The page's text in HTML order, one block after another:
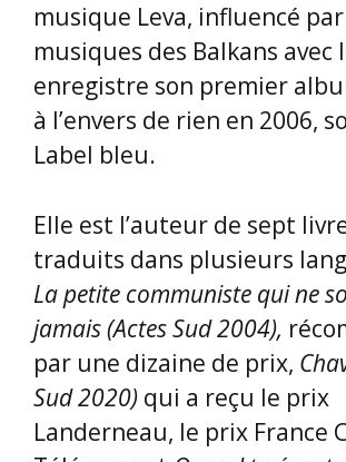
musique Leva, influencé
musiques des Balkans avec
enregistre son premier
à l’envers de rien en 2006,
Label bleu.
Elle est l’auteur de sept
traduits dans plusieurs
La petite communiste qui ne
jamais (Actes Sud 2004),
par une dizaine de prix,
Sud 2020) qui a reçu le prix
Landerneau, le prix France